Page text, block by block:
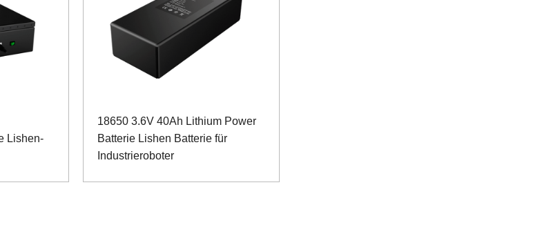
Lishen-
18650 3.6V 40Ah Lithium Power
Batterie Lishen Batterie für
Industrieroboter